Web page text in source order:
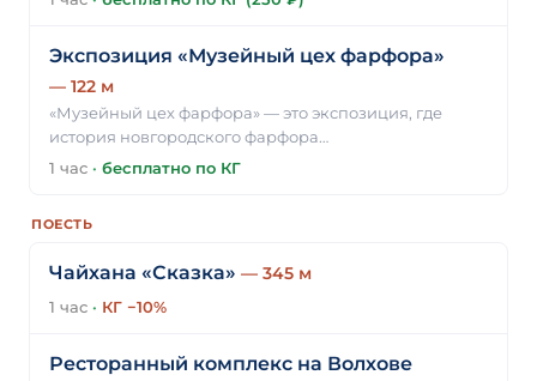
Экспозиция «Музейный цех фарфора»
— 122 м
«Музейный цех фарфора» — это экспозиция, где
история новгородского фарфора…
1 час · бесплатно по КГ
ПОЕСТЬ
Чайхана «Сказка» — 345 м
1 час · КГ −10%
Ресторанный комплекс на Волхове